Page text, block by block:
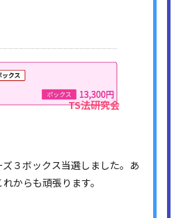
３ボックス当選しました。あ
からも頑張ります。